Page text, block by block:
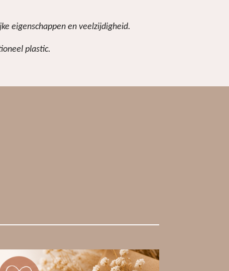
eigenschappen en veelzijdigheid.
plastic.